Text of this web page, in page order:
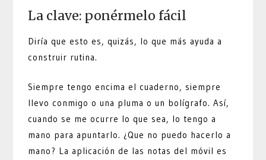
La clave: ponérmelo fácil
Diría que esto es, quizás, lo que más ayuda a
construir rutina.
Siempre tengo encima el cuaderno, siempre
llevo conmigo o una pluma o un bolígrafo. Así,
cuando se me ocurre lo que sea, lo tengo a
mano para apuntarlo. ¿Que no puedo hacerlo a
mano? La aplicación de las notas del móvil es